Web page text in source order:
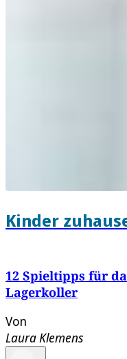
Kinder
12 Spieltipps für
Lagerkoller
Von
Laura Klemens